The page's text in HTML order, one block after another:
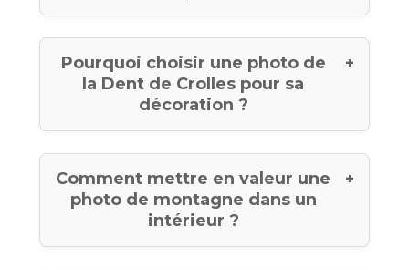
Pourquoi choisir une photo de
la Dent de Crolles pour sa
décoration ?
Comment mettre en valeur une
photo de montagne dans un
intérieur ?